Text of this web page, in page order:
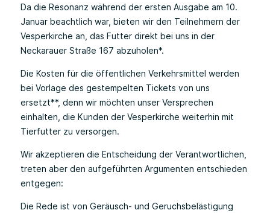
Da die Resonanz während der ersten Ausgabe am 10.
Januar beachtlich war, bieten wir den Teilnehmern der
Vesperkirche an, das Futter direkt bei uns in der
Neckarauer Straße 167 abzuholen*.
Die Kosten für die öffentlichen Verkehrsmittel werden
bei Vorlage des gestempelten Tickets von uns
ersetzt**, denn wir möchten unser Versprechen
einhalten, die Kunden der Vesperkirche weiterhin mit
Tierfutter zu versorgen.
Wir akzeptieren die Entscheidung der Verantwortlichen,
treten aber den aufgeführten Argumenten entschieden
entgegen:
Die Rede ist von Geräusch- und Geruchsbelästigung